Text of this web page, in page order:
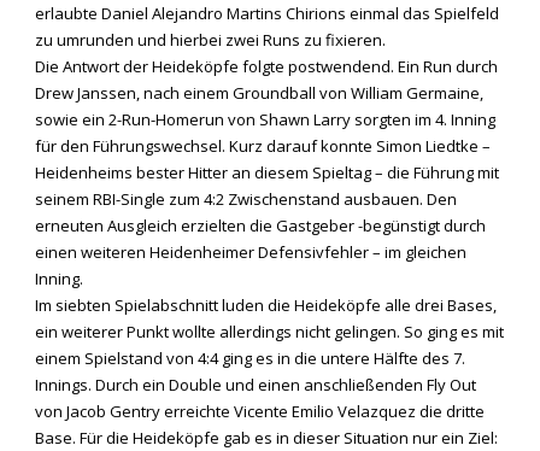
erlaubte Daniel Alejandro Martins Chirions einmal das Spielfeld
zu umrunden und hierbei zwei Runs zu fixieren.
Die Antwort der Heideköpfe folgte postwendend. Ein Run durch
Drew Janssen, nach einem Groundball von William Germaine,
sowie ein 2-Run-Homerun von Shawn Larry sorgten im 4. Inning
für den Führungswechsel. Kurz darauf konnte Simon Liedtke –
Heidenheims bester Hitter an diesem Spieltag – die Führung mit
seinem RBI-Single zum 4:2 Zwischenstand ausbauen. Den
erneuten Ausgleich erzielten die Gastgeber -begünstigt durch
einen weiteren Heidenheimer Defensivfehler – im gleichen
Inning.
Im siebten Spielabschnitt luden die Heideköpfe alle drei Bases,
ein weiterer Punkt wollte allerdings nicht gelingen. So ging es mit
einem Spielstand von 4:4 ging es in die untere Hälfte des 7.
Innings. Durch ein Double und einen anschließenden Fly Out
von Jacob Gentry erreichte Vicente Emilio Velazquez die dritte
Base. Für die Heideköpfe gab es in dieser Situation nur ein Ziel: